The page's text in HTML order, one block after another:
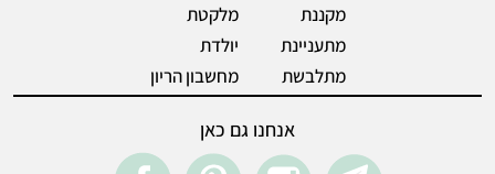
מקננת
מתעניינת
מתלבשת
מלקטת
יולדת
מחשבון הריון
אנחנו גם כאן
Telegram
instegram
pintrest